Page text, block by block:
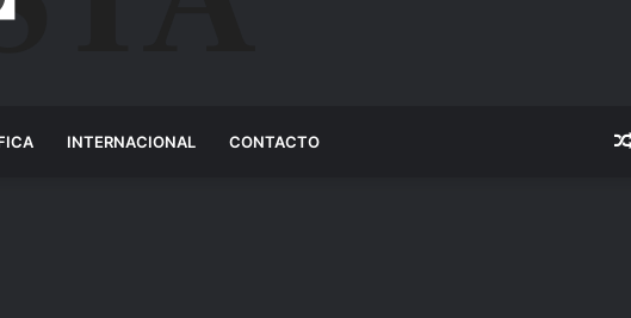
INTERNACIONAL CONTACTO